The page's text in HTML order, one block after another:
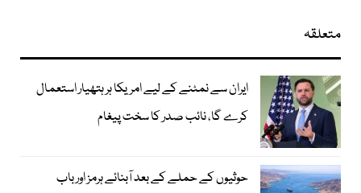
متعلقہ
ایران سے نمٹنے کے لیے امریکا ہر ہتھیار استعمال
کرے گا، نائب صدر کا سخت پیغام
حوثیوں کے حملے کے بعد آبنائے ہرمز اور باب